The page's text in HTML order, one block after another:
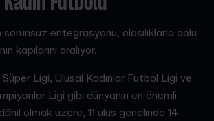
sorunsuz entegrasyonu, olasılıklarla dolu
kapılarını aralıyor.
Ligi, Ulusal Kadınlar Futbol Ligi ve
Ligi gibi dünyanın en önemli
olmak üzere, 11 ulus genelinde 14